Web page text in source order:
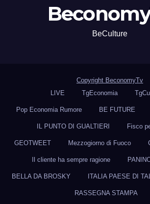
BeCulture
Copyright BeconomyTv
LIVE
TgEconomia
Pop Economia Rumore BE FUTURE
IL PUNTO DI GUALTIERI Fisco
GEOTWEET Mezzogiorno di Fuoco
Il cliente ha sempre ragione
BELLA DA BROSKY ITALIA PAESE DI
RASSEGNA STAMPA